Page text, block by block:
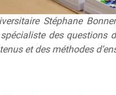
Stéphane
des questions
et des méthodes